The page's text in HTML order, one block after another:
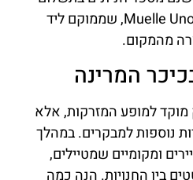
בקרבת הכיכר כמו חניון Muelle Uno, שממוקם ליד
מהמקום.
המרינה
למופע המזרקות, אלא
נוספות למבקרים. במהלך
ומקומיים שמטיילים,
בין החנויות. הנה כמה